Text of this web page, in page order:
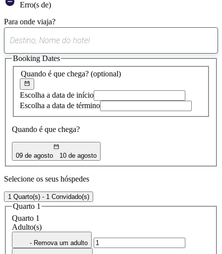
Erro(s de)
Para onde viaja?
sugestão
encontrada
Quando é que chega? (optional)
Escolha a data de início
Escolha a data de término
Quando é que chega?
09 de agosto 10 de agosto
Booking Dates
Selecione os seus hóspedes
1 Quarto(s) - 1 Convidado(s)
Quarto 1
Quarto 1
Adulto(s)
- Remova um adulto